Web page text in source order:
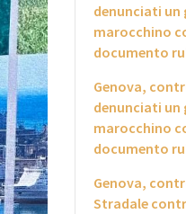
denunciati un
marocchino
documento
Genova,
denunciati un
marocchino
documento
Genova,
Stradale